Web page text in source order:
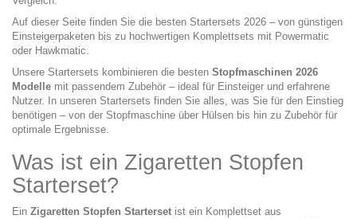
Auf dieser Seite finden Sie die besten Startersets 2026 – von günstigen
Einsteigerpaketen bis zu hochwertigen Komplettsets mit Powermatic
oder Hawkmatic.
Unsere Startersets kombinieren die besten Stopfmaschinen 2026
Modelle mit passendem Zubehör – ideal für Einsteiger und erfahrene
Nutzer. In unseren Startersets finden Sie alles, was Sie für den Einstieg
benötigen – von der Stopfmaschine über Hülsen bis hin zu Zubehör für
optimale Ergebnisse.
Was ist ein Zigaretten Stopfen
Starterset?
Ein Zigaretten Stopfen Starterset ist ein Komplettset aus